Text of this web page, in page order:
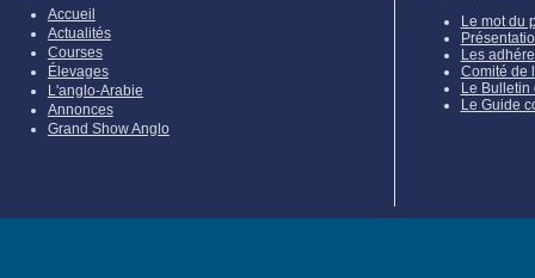
Accueil
Actualités
Courses
Élevages
L'anglo-Arabie
Annonces
Grand Show Anglo
Le mot du
Les
Comité de
Le Bulletin
Le Guide